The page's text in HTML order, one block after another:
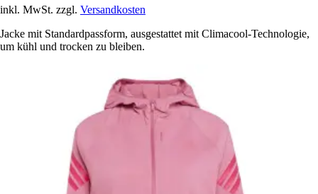
inkl. MwSt. zzgl. Versandkosten
Jacke mit Standardpassform, ausgestattet mit Climacool-Technologie,
um kühl und trocken zu bleiben.